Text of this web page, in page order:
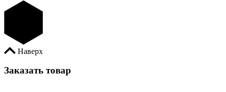
Наверх
Заказать товар